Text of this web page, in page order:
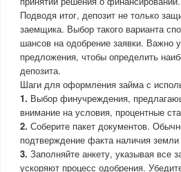
Подводя итог, депозит не только
заемщика. Выбор такого варианта
шансов на одобрение заявки. Важно
предложения, чтобы определить
депозита.
Шаги для оформления займа с
1. Выбор финучреждения,
внимание на условия, процентные
2. Соберите пакет документов.
подтверждение факта наличия
3. Заполняйте анкету, указывая все
ускоряют процесс одобрения.